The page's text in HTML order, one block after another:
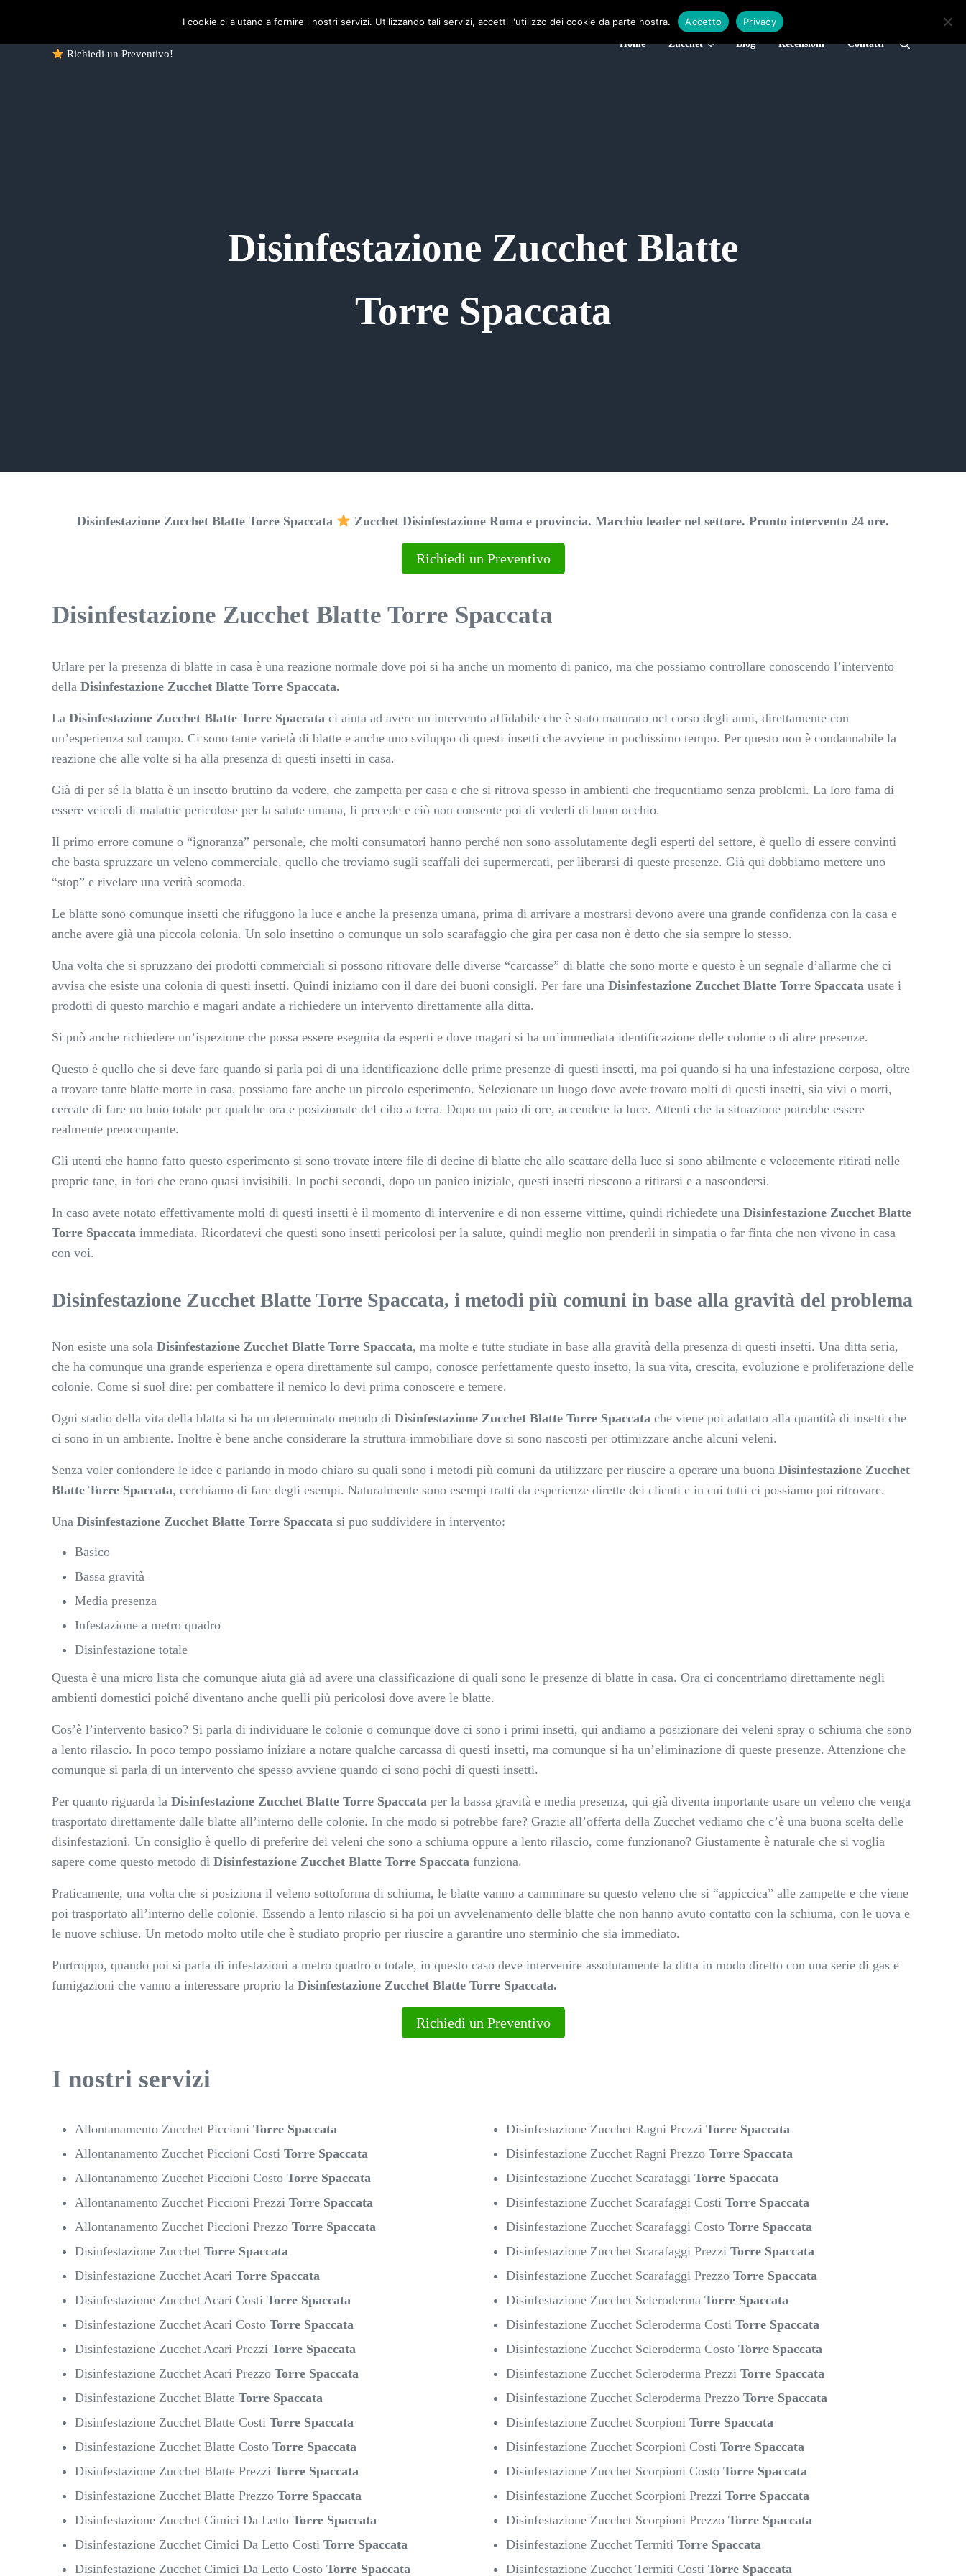
Richiedi un Preventivo!
Home Zucchet Blog Recensioni Contatti Cerca nel sito
Disinfestazione Zucchet Blatte
Torre Spaccata
Disinfestazione Zucchet Blatte Torre Spaccata Zucchet Disinfestazione Roma e provincia. Marchio leader nel settore. Pronto intervento 24 ore.
Richiedi un Preventivo
Disinfestazione Zucchet Blatte Torre Spaccata
Urlare per la presenza di blatte in casa è una reazione normale dove poi si ha anche un momento di panico, ma che possiamo controllare conoscendo l’intervento
della Disinfestazione Zucchet Blatte Torre Spaccata.
La Disinfestazione Zucchet Blatte Torre Spaccata ci aiuta ad avere un intervento affidabile che è stato maturato nel corso degli anni, direttamente con
un’esperienza sul campo. Ci sono tante varietà di blatte e anche uno sviluppo di questi insetti che avviene in pochissimo tempo. Per questo non è condannabile la
reazione che alle volte si ha alla presenza di questi insetti in casa.
Già di per sé la blatta è un insetto bruttino da vedere, che zampetta per casa e che si ritrova spesso in ambienti che frequentiamo senza problemi. La loro fama di
essere veicoli di malattie pericolose per la salute umana, li precede e ciò non consente poi di vederli di buon occhio.
Il primo errore comune o “ignoranza” personale, che molti consumatori hanno perché non sono assolutamente degli esperti del settore, è quello di essere convinti
che basta spruzzare un veleno commerciale, quello che troviamo sugli scaffali dei supermercati, per liberarsi di queste presenze. Già qui dobbiamo mettere uno
“stop” e rivelare una verità scomoda.
Le blatte sono comunque insetti che rifuggono la luce e anche la presenza umana, prima di arrivare a mostrarsi devono avere una grande confidenza con la casa e
anche avere già una piccola colonia. Un solo insettino o comunque un solo scarafaggio che gira per casa non è detto che sia sempre lo stesso.
Una volta che si spruzzano dei prodotti commerciali si possono ritrovare delle diverse “carcasse” di blatte che sono morte e questo è un segnale d’allarme che ci
avvisa che esiste una colonia di questi insetti. Quindi iniziamo con il dare dei buoni consigli. Per fare una Disinfestazione Zucchet Blatte Torre Spaccata usate i
prodotti di questo marchio e magari andate a richiedere un intervento direttamente alla ditta.
Si può anche richiedere un’ispezione che possa essere eseguita da esperti e dove magari si ha un’immediata identificazione delle colonie o di altre presenze.
Questo è quello che si deve fare quando si parla poi di una identificazione delle prime presenze di questi insetti, ma poi quando si ha una infestazione corposa, oltre
a trovare tante blatte morte in casa, possiamo fare anche un piccolo esperimento. Selezionate un luogo dove avete trovato molti di questi insetti, sia vivi o morti,
cercate di fare un buio totale per qualche ora e posizionate del cibo a terra. Dopo un paio di ore, accendete la luce. Attenti che la situazione potrebbe essere
realmente preoccupante.
Gli utenti che hanno fatto questo esperimento si sono trovate intere file di decine di blatte che allo scattare della luce si sono abilmente e velocemente ritirati nelle
proprie tane, in fori che erano quasi invisibili. In pochi secondi, dopo un panico iniziale, questi insetti riescono a ritirarsi e a nascondersi.
In caso avete notato effettivamente molti di questi insetti è il momento di intervenire e di non esserne vittime, quindi richiedete una Disinfestazione Zucchet Blatte
Torre Spaccata immediata. Ricordatevi che questi sono insetti pericolosi per la salute, quindi meglio non prenderli in simpatia o far finta che non vivono in casa
con voi.
Disinfestazione Zucchet Blatte Torre Spaccata, i metodi più comuni in base alla gravità del problema
Non esiste una sola Disinfestazione Zucchet Blatte Torre Spaccata, ma molte e tutte studiate in base alla gravità della presenza di questi insetti. Una ditta seria,
che ha comunque una grande esperienza e opera direttamente sul campo, conosce perfettamente questo insetto, la sua vita, crescita, evoluzione e proliferazione delle
colonie. Come si suol dire: per combattere il nemico lo devi prima conoscere e temere.
Ogni stadio della vita della blatta si ha un determinato metodo di Disinfestazione Zucchet Blatte Torre Spaccata che viene poi adattato alla quantità di insetti che
ci sono in un ambiente. Inoltre è bene anche considerare la struttura immobiliare dove si sono nascosti per ottimizzare anche alcuni veleni.
Senza voler confondere le idee e parlando in modo chiaro su quali sono i metodi più comuni da utilizzare per riuscire a operare una buona Disinfestazione Zucchet
Blatte Torre Spaccata, cerchiamo di fare degli esempi. Naturalmente sono esempi tratti da esperienze dirette dei clienti e in cui tutti ci possiamo poi ritrovare.
Una Disinfestazione Zucchet Blatte Torre Spaccata si puo suddividere in intervento:
Basico
Bassa gravità
Media presenza
Infestazione a metro quadro
Disinfestazione totale
Questa è una micro lista che comunque aiuta già ad avere una classificazione di quali sono le presenze di blatte in casa. Ora ci concentriamo direttamente negli
ambienti domestici poiché diventano anche quelli più pericolosi dove avere le blatte.
Cos’è l’intervento basico? Si parla di individuare le colonie o comunque dove ci sono i primi insetti, qui andiamo a posizionare dei veleni spray o schiuma che sono
a lento rilascio. In poco tempo possiamo iniziare a notare qualche carcassa di questi insetti, ma comunque si ha un’eliminazione di queste presenze. Attenzione che
comunque si parla di un intervento che spesso avviene quando ci sono pochi di questi insetti.
Per quanto riguarda la Disinfestazione Zucchet Blatte Torre Spaccata per la bassa gravità e media presenza, qui già diventa importante usare un veleno che venga
trasportato direttamente dalle blatte all’interno delle colonie. In che modo si potrebbe fare? Grazie all’offerta della Zucchet vediamo che c’è una buona scelta delle
disinfestazioni. Un consiglio è quello di preferire dei veleni che sono a schiuma oppure a lento rilascio, come funzionano? Giustamente è naturale che si voglia
sapere come questo metodo di Disinfestazione Zucchet Blatte Torre Spaccata funziona.
Praticamente, una volta che si posiziona il veleno sottoforma di schiuma, le blatte vanno a camminare su questo veleno che si “appiccica” alle zampette e che viene
poi trasportato all’interno delle colonie. Essendo a lento rilascio si ha poi un avvelenamento delle blatte che non hanno avuto contatto con la schiuma, con le uova e
le nuove schiuse. Un metodo molto utile che è studiato proprio per riuscire a garantire uno sterminio che sia immediato.
Purtroppo, quando poi si parla di infestazioni a metro quadro o totale, in questo caso deve intervenire assolutamente la ditta in modo diretto con una serie di gas e
fumigazioni che vanno a interessare proprio la Disinfestazione Zucchet Blatte Torre Spaccata.
Richiedi un Preventivo
I nostri servizi
Allontanamento Zucchet Piccioni Torre Spaccata
Allontanamento Zucchet Piccioni Costi Torre Spaccata
Allontanamento Zucchet Piccioni Costo Torre Spaccata
Allontanamento Zucchet Piccioni Prezzi Torre Spaccata
Allontanamento Zucchet Piccioni Prezzo Torre Spaccata
Disinfestazione Zucchet Torre Spaccata
Disinfestazione Zucchet Acari Torre Spaccata
Disinfestazione Zucchet Acari Costi Torre Spaccata
Disinfestazione Zucchet Acari Costo Torre Spaccata
Disinfestazione Zucchet Acari Prezzi Torre Spaccata
Disinfestazione Zucchet Acari Prezzo Torre Spaccata
Disinfestazione Zucchet Blatte Torre Spaccata
Disinfestazione Zucchet Blatte Costi Torre Spaccata
Disinfestazione Zucchet Blatte Costo Torre Spaccata
Disinfestazione Zucchet Blatte Prezzi Torre Spaccata
Disinfestazione Zucchet Blatte Prezzo Torre Spaccata
Disinfestazione Zucchet Cimici Da Letto Torre Spaccata
Disinfestazione Zucchet Cimici Da Letto Costi Torre Spaccata
Disinfestazione Zucchet Cimici Da Letto Costo Torre Spaccata
Disinfestazione Zucchet Ragni Prezzi Torre Spaccata
Disinfestazione Zucchet Ragni Prezzo Torre Spaccata
Disinfestazione Zucchet Scarafaggi Torre Spaccata
Disinfestazione Zucchet Scarafaggi Costi Torre Spaccata
Disinfestazione Zucchet Scarafaggi Costo Torre Spaccata
Disinfestazione Zucchet Scarafaggi Prezzi Torre Spaccata
Disinfestazione Zucchet Scarafaggi Prezzo Torre Spaccata
Disinfestazione Zucchet Scleroderma Torre Spaccata
Disinfestazione Zucchet Scleroderma Costi Torre Spaccata
Disinfestazione Zucchet Scleroderma Costo Torre Spaccata
Disinfestazione Zucchet Scleroderma Prezzi Torre Spaccata
Disinfestazione Zucchet Scleroderma Prezzo Torre Spaccata
Disinfestazione Zucchet Scorpioni Torre Spaccata
Disinfestazione Zucchet Scorpioni Costi Torre Spaccata
Disinfestazione Zucchet Scorpioni Costo Torre Spaccata
Disinfestazione Zucchet Scorpioni Prezzi Torre Spaccata
Disinfestazione Zucchet Scorpioni Prezzo Torre Spaccata
Disinfestazione Zucchet Termiti Torre Spaccata
Disinfestazione Zucchet Termiti Costi Torre Spaccata
I cookie ci aiutano a fornire i nostri servizi. Utilizzando tali servizi, accetti l'utilizzo dei cookie da parte nostra. Accetto Privacy